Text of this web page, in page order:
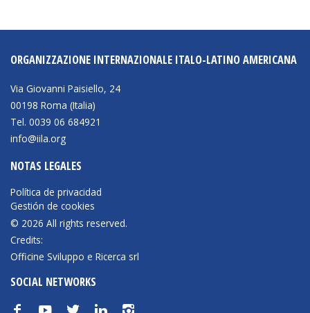
ORGANIZZAZIONE INTERNAZIONALE ITALO-LATINO AMERICANA
Via Giovanni Paisiello, 24
00198 Roma (Italia)
Tel. 0039 06 684921
info@iila.org
NOTAS LEGALES
Política de privacidad
Gestión de cookies
© 2026 All rights reserved.
Credits:
Officine Sviluppo e Ricerca srl
SOCIAL NETWORKS
f y t n i